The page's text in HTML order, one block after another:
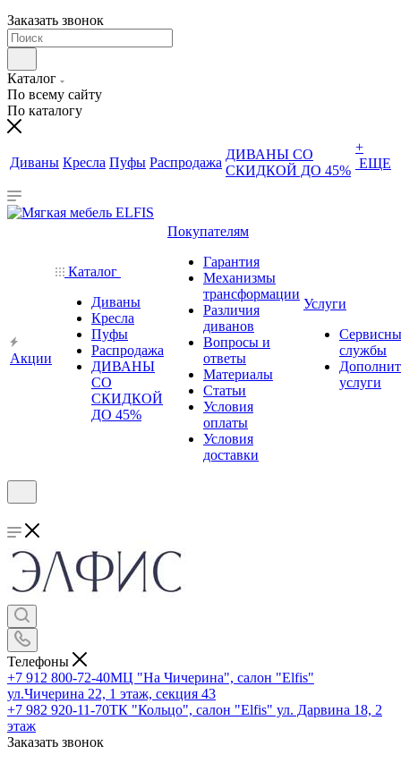
Заказать звонок
Каталог
По всему сайту
По каталогу
Диваны Кресла Пуфы Распродажа
ДИВАНЫ СО
СКИДКОЙ ДО 45%
+
ЕЩЕ
Акции
Каталог
Диваны
Кресла
Пуфы
Распродажа
ДИВАНЫ
СО
СКИДКОЙ
ДО 45%
Покупателям
Гарантия
Механизмы
трансформации
Различия
диванов
Вопросы и
ответы
Материалы
Статьи
Условия
оплаты
Условия
доставки
Услуги
службы
услуги
Телефоны
+7 912 800-72-40МЦ "На Чичерина", салон "Elfis"
ул.Чичерина 22, 1 этаж, секция 43
+7 982 920-11-70ТК "Кольцо", салон "Elfis" ул. Дарвина 18, 2
этаж
Заказать звонок